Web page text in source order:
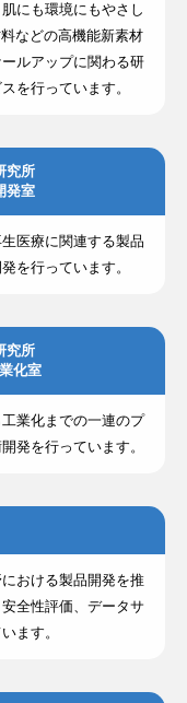
にも環境にもやさし
などの高機能新素材
ルアップに関わる研
を行っています。
究所
発室
医療に関連する製品
を行っています。
究所
化室
業化までの一連のプ
発を行っています。
おける製品開発を推
全性評価、データサ
ます。